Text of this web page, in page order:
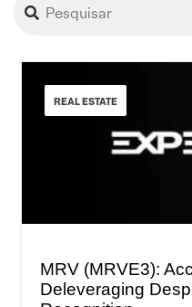
REAL ESTATE
MRV (MRVE3):
Deleveraging